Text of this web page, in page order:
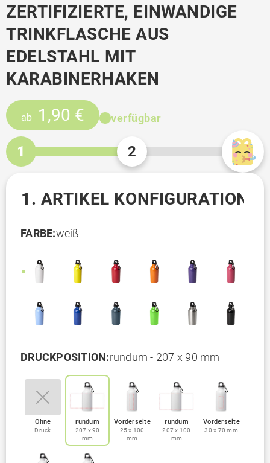
ZERTIFIZIERTE, EINWANDIGE
TRINKFLASCHE AUS
EDELSTAHL MIT
KARABINERHAKEN
ab 1,90 € verfügbar
1 2
1. ARTIKEL KONFIGURATION
FARBE:weiß
DRUCKPOSITION:rundum - 207 x 90 mm
Ohne
Druck
rundum
207 x 90
mm
Vorderseite
25 x 100
mm
rundum
207 x 100
mm
Vorderseite
30 x 70 mm